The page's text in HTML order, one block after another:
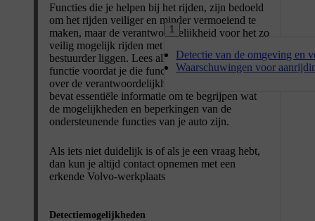
1
Detectie van de omgeving en
Waarschuwingen voor
Functies die je helpen bij het rijden, zijn bedoeld
om het rijden veiliger en minder vermoeiend te
maken, maar de verantwoordelijkheid voor het zo
veilig mogelijk rijden met de auto blijft bij de
bestuurder liggen. Lees alle informatie over een
functie voordat je die functie gebruikt. Het deel
over de verantwoordelijkheid van de bestuurder
bevat essentiële informatie om te begrijpen wat
de mogelijkheden en beperkingen van de
ondersteunende functies van je auto zijn.
Als iets niet duidelijk is of als je een vraag hebt,
dan kun je altijd contact opnemen met een
erkende Volvo-werkplaats
Detectiemogelijkheden